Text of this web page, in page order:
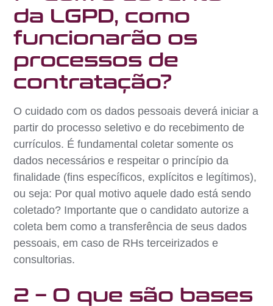
da LGPD, como
funcionarão os
processos de
contratação?
O cuidado com os dados pessoais deverá iniciar a
partir do processo seletivo e do recebimento de
currículos. É fundamental coletar somente os
dados necessários e respeitar o princípio da
finalidade (fins específicos, explícitos e legítimos),
ou seja: Por qual motivo aquele dado está sendo
coletado? Importante que o candidato autorize a
coleta bem como a transferência de seus dados
pessoais, em caso de RHs terceirizados e
consultorias.
2 – O que são bases